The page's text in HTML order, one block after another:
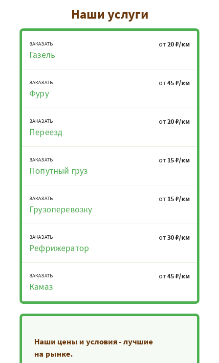
Наши услуги
ЗАКАЗАТЬ
Газель
от20 ₽/км
ЗАКАЗАТЬ
Фуру
от45 ₽/км
ЗАКАЗАТЬ
Переезд
от20 ₽/км
ЗАКАЗАТЬ
Попутный груз
от 15 ₽/км
ЗАКАЗАТЬ
Грузоперевозку
от 15 ₽/км
ЗАКАЗАТЬ
Рефрижератор
от30 ₽/км
ЗАКАЗАТЬ
Камаз
от45 ₽/км
Наши цены и условия - лучшие
на рынке.